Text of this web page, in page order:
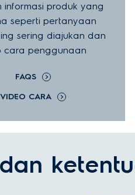
informasi produk yang
seperti pertanyaan
sering diajukan dan
cara penggunaan
FAQS
VIDEO CARA